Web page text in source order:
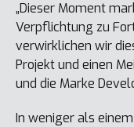
„Dieser Moment
Verpflichtung zu
verwirklichen wir
Projekt und einen
und die Marke
In weniger als